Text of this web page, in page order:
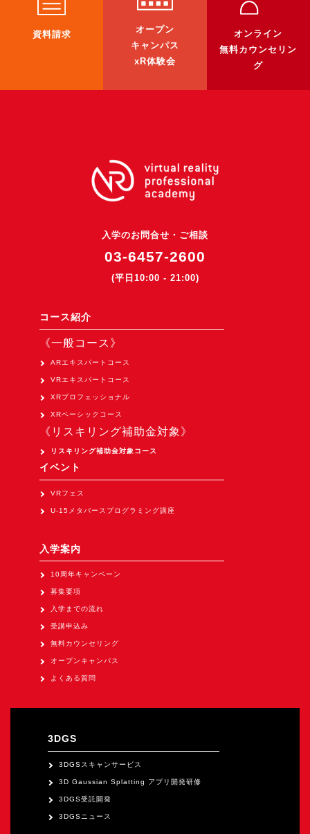
資料請求
オープン
キャンパス
xR体験会
オンライン
無料カウンセリン
グ
入学のお問合せ・ご相談
03-6457-2600
(平日10:00 - 21:00)
コース紹介
《一般コース》
ARエキスパートコース
VRエキスパートコース
XRプロフェッショナル
XRベーシックコース
《リスキリング補助金対象》
リスキリング補助金対象コース
イベント
VRフェス
U-15メタバースプログラミング講座
入学案内
10周年キャンペーン
募集要項
入学までの流れ
受講申込み
無料カウンセリング
オープンキャンパス
よくある質問
3DGS
3DGSスキャンサービス
3D Gaussian Splatting アプリ開発研修
3DGS受託開発
3DGSニュース